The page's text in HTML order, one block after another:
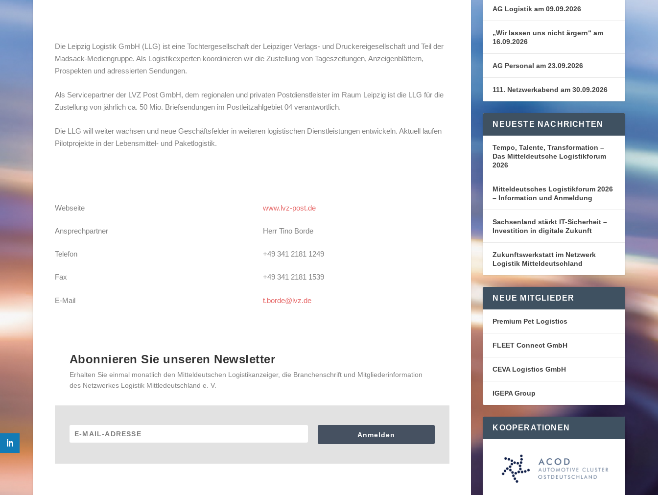
Die Leipzig Logistik GmbH (LLG) ist eine Tochtergesellschaft der Leipziger Verlags- und Druckereigesellschaft und Teil der
Madsack-Mediengruppe. Als Logistikexperten koordinieren wir die Zustellung von Tageszeitungen, Anzeigenblättern,
Prospekten und adressierten Sendungen.
Als Servicepartner der LVZ Post GmbH, dem regionalen und privaten Postdienstleister im Raum Leipzig ist die LLG für die
Zustellung von jährlich ca. 50 Mio. Briefsendungen im Postleitzahlgebiet 04 verantwortlich.
Die LLG will weiter wachsen und neue Geschäftsfelder in weiteren logistischen Dienstleistungen entwickeln. Aktuell laufen
Pilotprojekte in der Lebensmittel- und Paketlogistik.
Webseite
Ansprechpartner
Telefon
Fax
E-Mail
www.lvz-post.de
Herr Tino Borde
+49 341 2181 1249
+49 341 2181 1539
t.borde@lvz.de
Abonnieren Sie unseren Newsletter
Erhalten Sie einmal monatlich den Mitteldeutschen Logistikanzeiger, die Branchenschrift und Mitgliederinformation
des Netzwerkes Logistik Mittledeutschland e. V.
Anmelden
AG Logistik am 09.09.2026
„Wir lassen uns nicht ärgern“ am
16.09.2026
AG Personal am 23.09.2026
111. Netzwerkabend am 30.09.2026
NEUESTE NACHRICHTEN
Tempo, Talente, Transformation –
Das Mitteldeutsche Logistikforum
2026
Mitteldeutsches Logistikforum 2026
– Information und Anmeldung
Sachsenland stärkt IT-Sicherheit –
Investition in digitale Zukunft
Zukunftswerkstatt im Netzwerk
Logistik Mitteldeutschland
NEUE MITGLIEDER
Premium Pet Logistics
FLEET Connect GmbH
CEVA Logistics GmbH
IGEPA Group
KOOPERATIONEN